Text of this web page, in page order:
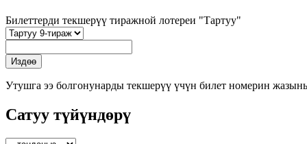
Билеттерди текшерүү тиражной лотереи "Тартуу"
Утушга ээ болгонунарды текшерүү үчүн билет номерин
Сатуу түйүндөрү